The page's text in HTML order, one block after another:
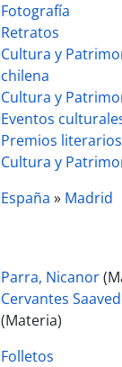
Fotografía
Retratos
Cultura y
chilena
Cultura y
Eventos
Premios literarios
Cultura y
España » Madrid
Parra, Nicanor
Cervantes
(Materia)
Folletos